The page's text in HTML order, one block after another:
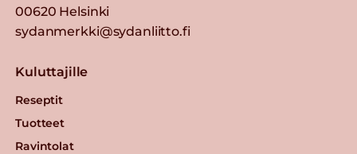
00620 Helsinki
sydanmerkki@sydanliitto.fi
Kuluttajille
Reseptit
Tuotteet
Ravintolat